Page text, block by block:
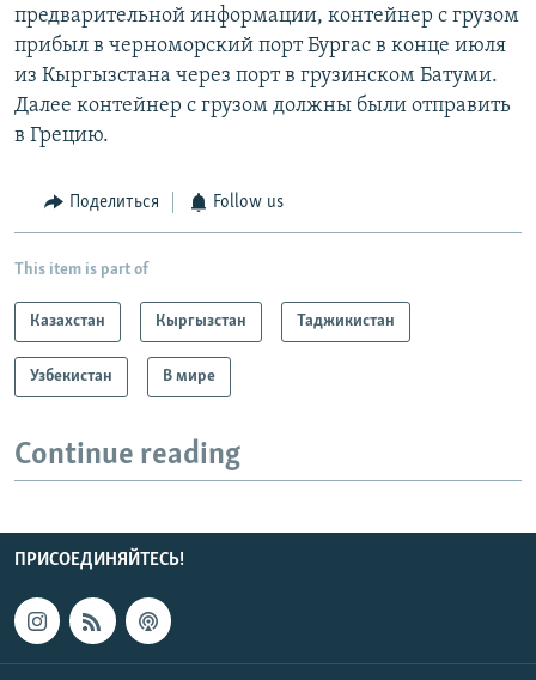
предварительной информации, контейнер с грузом
прибыл в черноморский порт Бургас в конце июля
из Кыргызстана через порт в грузинском Батуми.
Далее контейнер с грузом должны были отправить
в Грецию.
Поделиться Follow us
This item is part of
Казахстан Кыргызстан Таджикистан
Узбекистан В мире
Continue reading
ПРИСОЕДИНЯЙТЕСЬ!